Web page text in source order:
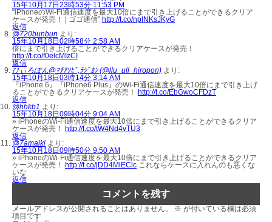
15年10月17日23時53分 11:53 PM
“iPhoneのWi-Fi通信速度を最大10倍にまで引き上げることができるクリア
ケースが発売！ | ゴゴ通信” http://t.co/nplNKsJKyG
返信
@720bunbun より:
15年10月18日02時58分 2:58 AM
倍にまで引き上げることができるクリアケースが発売！
http://t.co/f0elcMIzCI
返信
ひぃろぽん@ﾏﾁｱｿﾋﾞ,ﾗｼﾞｶﾝ (@llu_ull_hiropon) より:
15年10月18日03時14分 3:14 AM
『iPhone 6』『iPhone6 Plus』のWi-Fi通信速度を最大10倍にまで引き上げ
ることができるクリアケースが発売！ http://t.co/EbGwoCFDzT
返信
@hhkb1 より:
15年10月18日09時04分 9:04 AM
» iPhoneのWi-Fi通信速度を最大10倍にまで引き上げることができるクリア
ケースが発売！ http://t.co/tW4Nd4vTU3
返信
@7amaiki より:
15年10月18日09時50分 9:50 AM
» iPhoneのWi-Fi通信速度を最大10倍にまで引き上げることができるクリア
ケースが発売！ http://t.co/jDD4MlEClc これならケースに入れんのも悪くな
いな
返信
コメントを残す
メールアドレスが公開されることはありません。 ※ が付いている欄は必須
項目です